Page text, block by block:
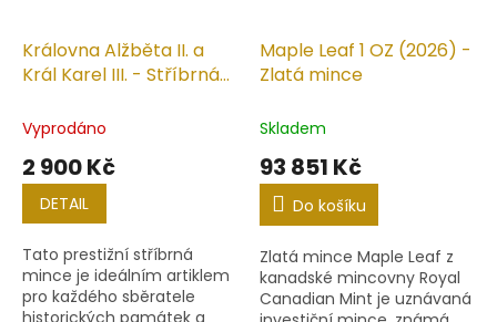
Královna Alžběta II. a
Král Karel III. - Stříbrná
Vyprodáno
2 900 Kč
DETAIL
Tato prestižní stříbrná
mince je ideálním artiklem
pro každého sběratele
historických památek a
Maple Leaf 1 OZ (2026) -
Zlatá mince
Skladem
93 851 Kč
Do košíku
Zlatá mince Maple Leaf z
kanadské mincovny Royal
Canadian Mint je uznávaná